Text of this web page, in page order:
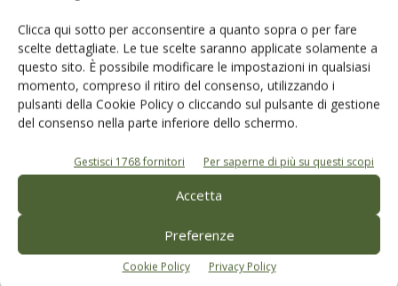
Clicca qui sotto per acconsentire a quanto sopra o per fare
scelte dettagliate. Le tue scelte saranno applicate solamente a
questo sito. È possibile modificare le impostazioni in qualsiasi
momento, compreso il ritiro del consenso, utilizzando i
pulsanti della Cookie Policy o cliccando sul pulsante di gestione
del consenso nella parte inferiore dello schermo.
Gestisci 1768 fornitori Per saperne di più su questi scopi
Accetta
Preferenze
Cookie Policy Privacy Policy
L'Esperto risponde
I consigli di Terra e Vita agli agricoltori
Cerca adesso